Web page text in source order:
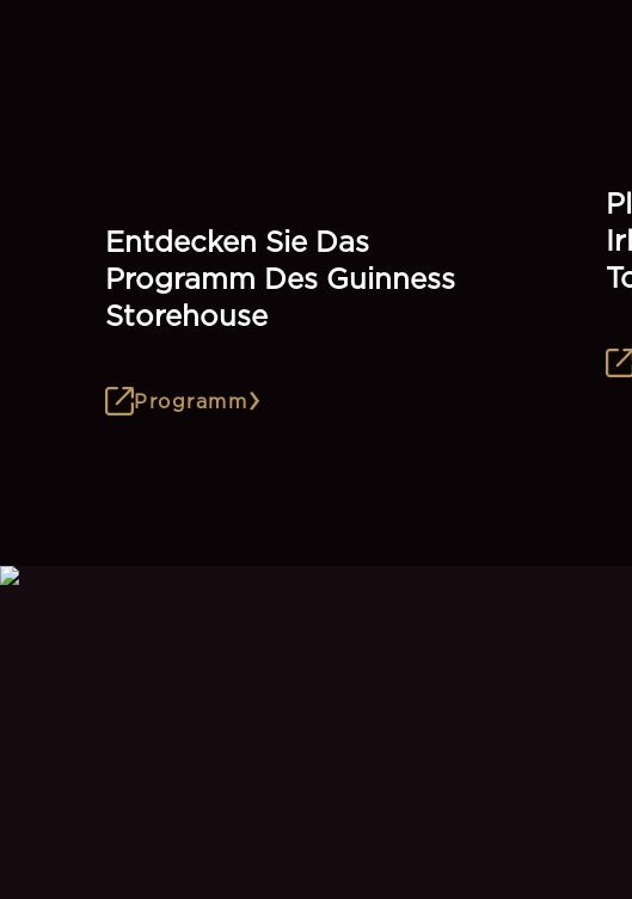
Entdecken Sie Das
Programm Des Guinness
Storehouse
Programm